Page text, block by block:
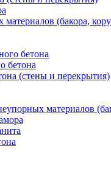
материалов (бакора,
бетона
бетона
(стены и перекрытия)
материалов